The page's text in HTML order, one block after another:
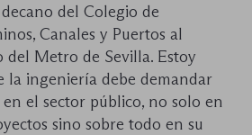
del Colegio de
Canales y Puertos al
del Metro de Sevilla. Estoy
la ingeniería debe demandar
el sector público, no solo en
sino sobre todo en su